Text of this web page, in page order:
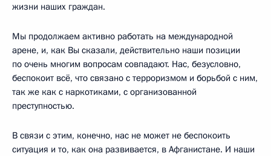
жизни наших граждан.
Мы продолжаем активно работать на международной
арене, и, как Вы сказали, действительно наши позиции
по очень многим вопросам совпадают. Нас, безусловно,
беспокоит всё, что связано с терроризмом и борьбой с ним,
так же как с наркотиками, с организованной
преступностью.
В связи с этим, конечно, нас не может не беспокоить
ситуация и то, как она развивается, в Афганистане. И наши